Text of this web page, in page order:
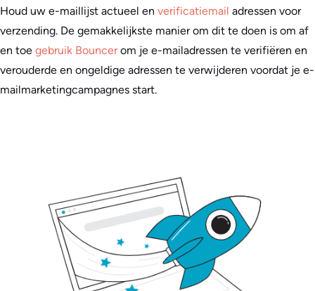
Houd uw e-maillijst actueel en verificatiemail adressen voor
verzending. De gemakkelijkste manier om dit te doen is om af
en toe gebruik Bouncerom je e-mailadressen te verifiëren en
verouderde en ongeldige adressen te verwijderen voordat je e-
mailmarketingcampagnes start.